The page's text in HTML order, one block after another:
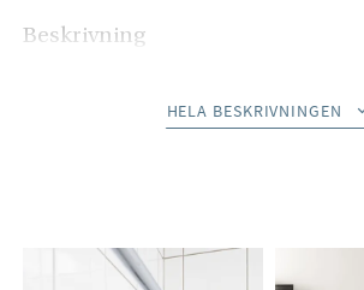
Beskrivning
ett boende du bara kan flytta rakt in i!
HELA BESKRIVNINGEN